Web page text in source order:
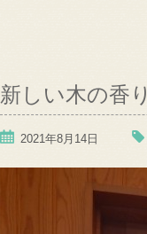
新しい木の香り
2021年8月14日